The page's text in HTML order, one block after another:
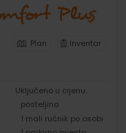
Plus
Inventar
Plan
Uključeno u cijenu:
posteljina
1 mali ručnik po osobi